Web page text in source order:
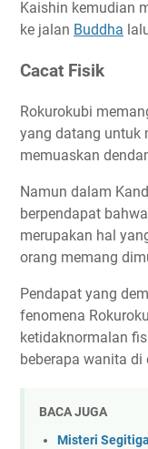
Kaishin kemudian
ke jalan Buddha
Cacat Fisik
Rokurokubi
yang datang untuk
memuaskan
Namun dalam
berpendapat
merupakan hal
orang memang
Pendapat yang
fenomena
ketidaknormalan
beberapa wanita di
BACA JUGA
Misteri